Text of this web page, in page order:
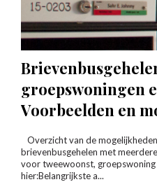
groepswoningen
Voorbeelden en
Overzicht van de
brievenbusgehelen met
voor tweewoonst,
hier:Belangrijkste a...